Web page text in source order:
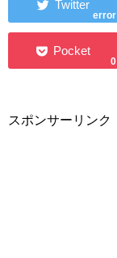
error
0
スポンサーリンク